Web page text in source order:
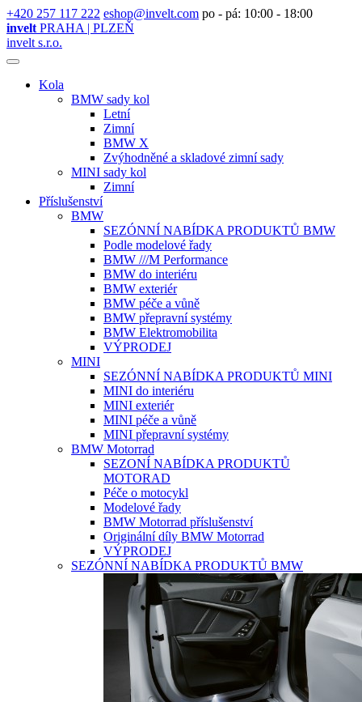
+420 257 117 222 eshop@invelt.com po - pá: 10:00 - 18:00
invelt PRAHA | PLZEŇ
invelt s.r.o.
Kola
BMW sady kol
Letní
Zimní
BMW X
Zvýhodněné a skladové zimní sady
MINI sady kol
Zimní
Příslušenství
BMW
SEZÓNNÍ NABÍDKA PRODUKTŮ BMW
Podle modelové řady
BMW ///M Performance
BMW do interiéru
BMW exteriér
BMW péče a vůně
BMW přepravní systémy
BMW Elektromobilita
VÝPRODEJ
MINI
SEZÓNNÍ NABÍDKA PRODUKTŮ MINI
MINI do interiéru
MINI exteriér
MINI péče a vůně
MINI přepravní systémy
BMW Motorrad
SEZONÍ NABÍDKA PRODUKTŮ
MOTORAD
Péče o motocykl
Modelové řady
BMW Motorrad příslušenství
Originální díly BMW Motorrad
VÝPRODEJ
SEZÓNNÍ NABÍDKA PRODUKTŮ BMW